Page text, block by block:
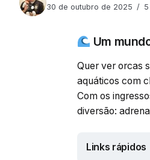
30 de outubro de 2025
Um
Quer ver orcas
aquáticos com
Com os
diversão:
Links rápidos